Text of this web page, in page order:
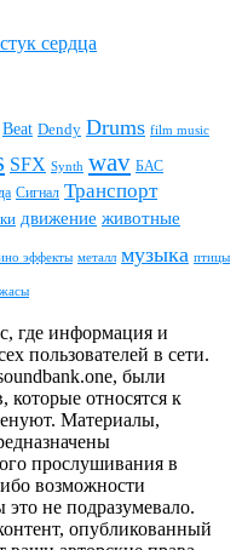
сердца
Beat Dendy Drums film music
SFX Synth wav БАС
Сигнал Транспорт
движение животные
эффекты металл музыка птицы
где информация и
пользователей в сети.
были
относятся к
Материалы,
прослушивания в
возможности
не подразумевало.
опубликованный